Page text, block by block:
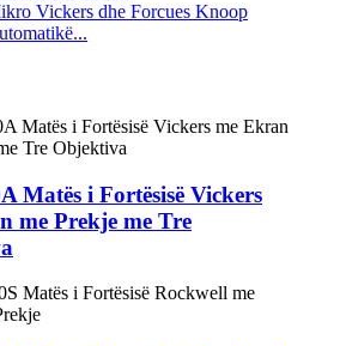
Vickers dhe Forcues Knoop
Matës i Fortësisë Vickers
me Prekje me Tre